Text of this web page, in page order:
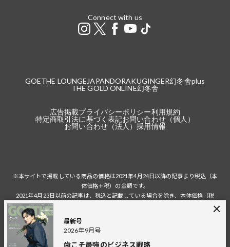
最新号
2026年9月号
歯こそ最強のビジネス戦略
Connect with us
GOETHE LOUNGE JAPANDORAKUGINGER幻冬舎plus
THE GOLD ONLINE幻冬舎
広告掲載プライバシーポリシー利用規約
特定商取引法に基づく表記お問い合わせ（個人）
お問い合わせ（法人）採用情報
※本サイトで掲載している商品の価格は2021年4月24日以降の記事より税込（本
体価格＋税）の金額です。
2021年4月23日以前の記事は、税込と記載している場合を除き、本体価格（税
税込の場合の税額は掲載当時の税率に準じます。